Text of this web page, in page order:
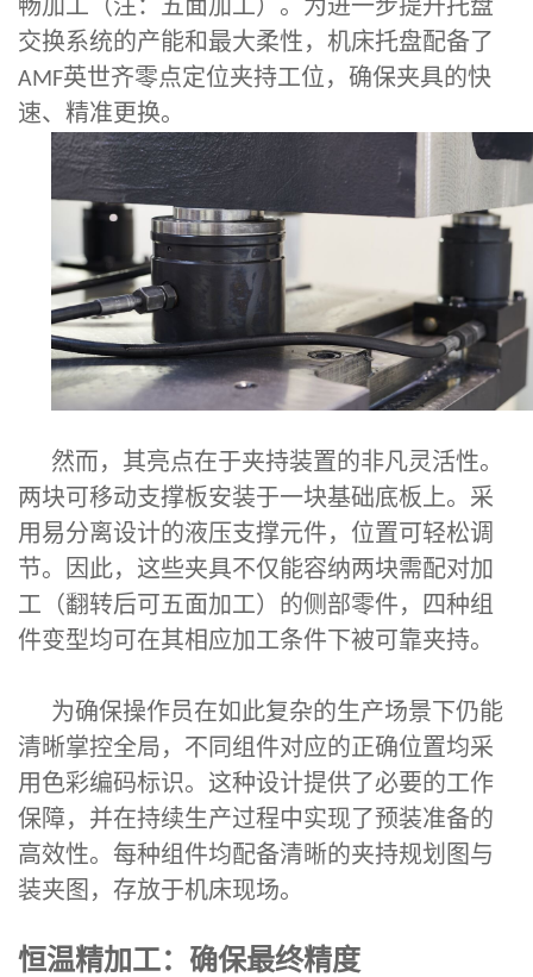
畅加工（注：五面加工）。为进一步提升托盘
交换系统的产能和最大柔性，机床托盘配备了
AMF英世齐零点定位夹持工位，确保夹具的快
速、精准更换。
然而，其亮点在于夹持装置的非凡灵活性。
两块可移动支撑板安装于一块基础底板上。采
用易分离设计的液压支撑元件，位置可轻松调
节。因此，这些夹具不仅能容纳两块需配对加
工（翻转后可五面加工）的侧部零件，四种组
件变型均可在其相应加工条件下被可靠夹持。
为确保操作员在如此复杂的生产场景下仍能
清晰掌控全局，不同组件对应的正确位置均采
用色彩编码标识。这种设计提供了必要的工作
保障，并在持续生产过程中实现了预装准备的
高效性。每种组件均配备清晰的夹持规划图与
装夹图，存放于机床现场。
恒温精加工：确保最终精度